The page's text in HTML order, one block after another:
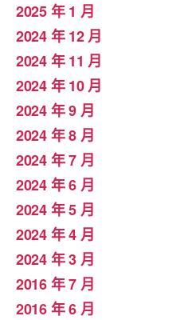
2025 年 1 月
2024 年 12 月
2024 年 11 月
2024 年 10 月
2024 年 9 月
2024 年 8 月
2024 年 7 月
2024 年 6 月
2024 年 5 月
2024 年 4 月
2024 年 3 月
2016 年 7 月
2016 年 6 月